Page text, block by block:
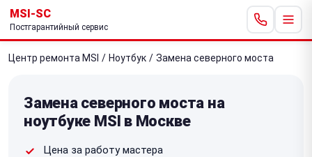
MSI-SC
Постгарантийный сервис
Центр ремонта MSI / Ноутбук / Замена северного моста
Замена северного моста на
ноутбуке MSI в Москве
Цена за работу мастера